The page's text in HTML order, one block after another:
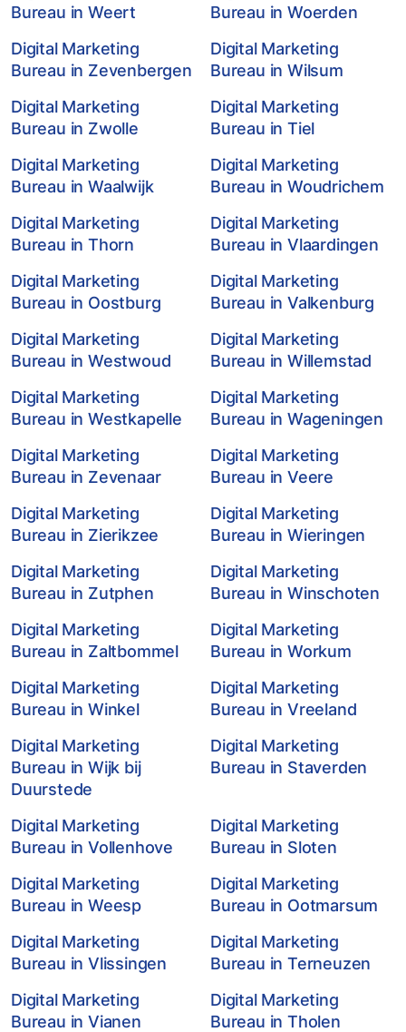
Bureau in Weert
Bureau in Woerden
Digital Marketing
Bureau in Zevenbergen
Digital Marketing
Bureau in Wilsum
Digital Marketing
Bureau in Zwolle
Digital Marketing
Bureau in Tiel
Digital Marketing
Bureau in Waalwijk
Digital Marketing
Bureau in Woudrichem
Digital Marketing
Bureau in Thorn
Digital Marketing
Bureau in Vlaardingen
Digital Marketing
Bureau in Oostburg
Digital Marketing
Bureau in Valkenburg
Digital Marketing
Bureau in Westwoud
Digital Marketing
Bureau in Willemstad
Digital Marketing
Bureau in Westkapelle
Digital Marketing
Bureau in Wageningen
Digital Marketing
Bureau in Zevenaar
Digital Marketing
Bureau in Veere
Digital Marketing
Bureau in Zierikzee
Digital Marketing
Bureau in Wieringen
Digital Marketing
Bureau in Zutphen
Digital Marketing
Bureau in Winschoten
Digital Marketing
Bureau in Zaltbommel
Digital Marketing
Bureau in Workum
Digital Marketing
Bureau in Winkel
Digital Marketing
Bureau in Vreeland
Digital Marketing
Bureau in Wijk bij
Duurstede
Digital Marketing
Bureau in Staverden
Digital Marketing
Bureau in Vollenhove
Digital Marketing
Bureau in Sloten
Digital Marketing
Bureau in Weesp
Digital Marketing
Bureau in Ootmarsum
Digital Marketing
Bureau in Vlissingen
Digital Marketing
Bureau in Terneuzen
Digital Marketing
Bureau in Vianen
Digital Marketing
Bureau in Tholen